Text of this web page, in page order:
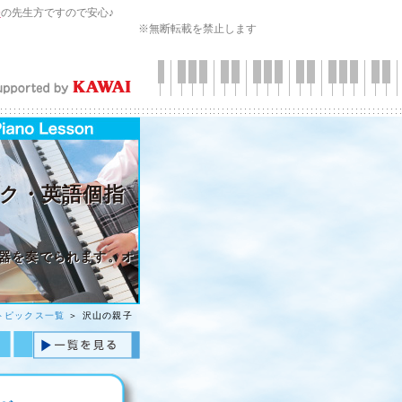
の先生方ですので安心♪
※無断転載を禁止します
・英語個指
を奏でられます。オ
ピックス一覧 ＞ 沢山の親子